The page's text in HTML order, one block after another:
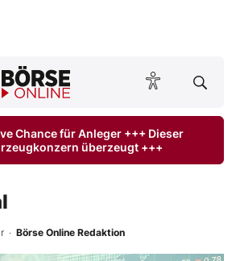
BÖRSE ONLINE lesen
Chance für Anleger +++ Dieser
überzeugt +++
· Börse Online Redaktion